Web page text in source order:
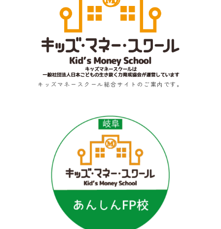
キッズマネースクール総合サイトのご案内です。